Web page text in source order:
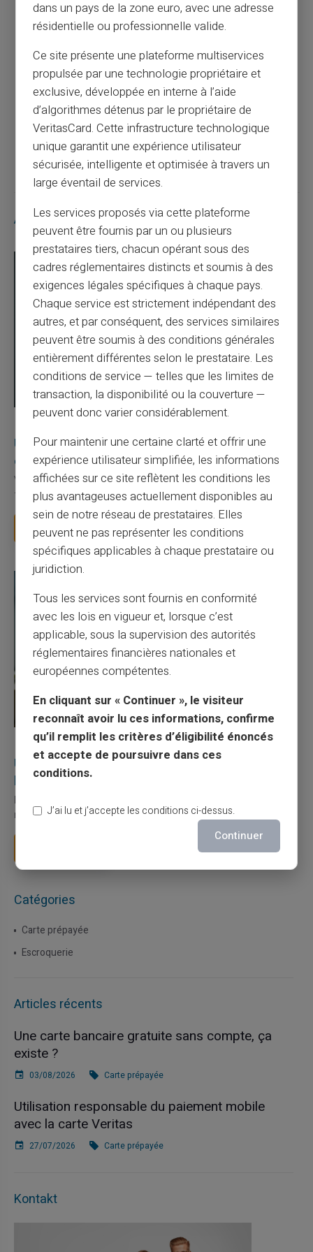
Article précédent
Revolut met fin au rechargement par
espèces : ce que change la décision du 9
juillet 2026
Article suivant
Articles similaires
Une carte bancaire gratuite sans compte, ça
existe ?
Vous avez tapé cette recherche parce que votre banque vous
facture 50 € par an pour une carte que vo...
Lire la suite
27/07/2026 Veritas Carte prépayée
Utilisation responsable du paiement mobile avec
la carte Veritas
Le paiement mobile s'est imposé dans les habitudes quotidiennes,
mais il appelle des réflexes pour é...
Catégories
Carte prépayée
Escroquerie
Articles récents
Une carte bancaire gratuite sans compte, ça
existe ?
03/08/2026 Carte prépayée
Utilisation responsable du paiement mobile
avec la carte Veritas
27/07/2026 Carte prépayée
Kontakt
dans un pays de la zone euro, avec une adresse
résidentielle ou professionnelle valide.
Ce site présente une plateforme multiservices
propulsée par une technologie propriétaire et
exclusive, développée en interne à l’aide
d’algorithmes détenus par le propriétaire de
VeritasCard. Cette infrastructure technologique
unique garantit une expérience utilisateur
sécurisée, intelligente et optimisée à travers un
large éventail de services.
Les services proposés via cette plateforme
peuvent être fournis par un ou plusieurs
prestataires tiers, chacun opérant sous des
cadres réglementaires distincts et soumis à des
exigences légales spécifiques à chaque pays.
Chaque service est strictement indépendant des
autres, et par conséquent, des services similaires
peuvent être soumis à des conditions générales
entièrement différentes selon le prestataire. Les
conditions de service — telles que les limites de
transaction, la disponibilité ou la couverture —
peuvent donc varier considérablement.
Pour maintenir une certaine clarté et offrir une
expérience utilisateur simplifiée, les informations
affichées sur ce site reflètent les conditions les
plus avantageuses actuellement disponibles au
sein de notre réseau de prestataires. Elles
peuvent ne pas représenter les conditions
spécifiques applicables à chaque prestataire ou
juridiction.
Tous les services sont fournis en conformité
avec les lois en vigueur et, lorsque c’est
applicable, sous la supervision des autorités
réglementaires financières nationales et
européennes compétentes.
En cliquant sur « Continuer », le visiteur
reconnaît avoir lu ces informations, confirme
qu’il remplit les critères d’éligibilité énoncés
et accepte de poursuivre dans ces
conditions.
J’ai lu et j’accepte les conditions ci-dessus.
Continuer